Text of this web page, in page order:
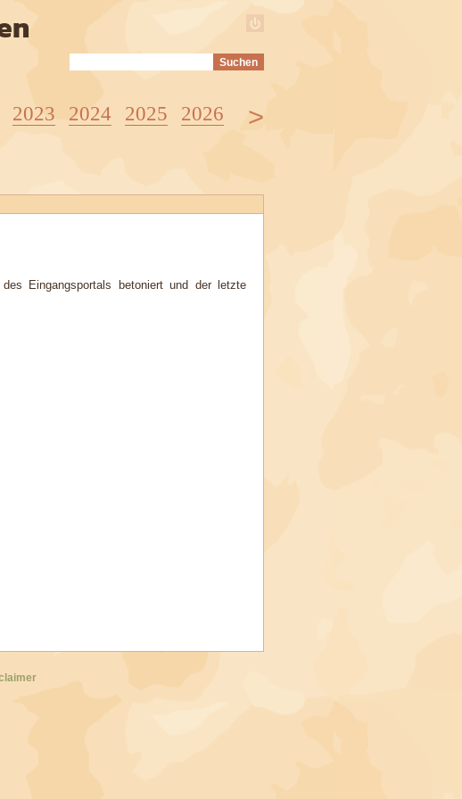
>
2023 2024 2025 2026
Eingangsportals betoniert und der letzte